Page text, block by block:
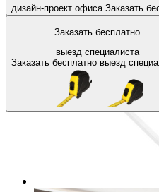
дизайн-проект офиса Заказать
Заказать бесплатно
выезд специалиста
Заказать бесплатно выезд